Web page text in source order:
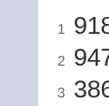
1
2
3